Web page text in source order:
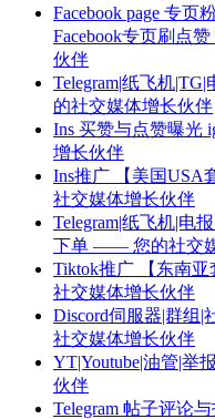
Facebook page 专页
Facebook专页刷点
伙伴
Telegram|纸飞机
的社交媒体增长伙伴
Ins 买赞与点赞曝
增长伙伴
Ins推广 【美国
社交媒体增长伙伴
Telegram|纸飞机|电
下单 —— 您的社交
Tiktok推广 【东南
社交媒体增长伙伴
Discord伺服器|群组
社交媒体增长伙伴
YT|Youtube|油管|
伙伴
Telegram 帖子评论